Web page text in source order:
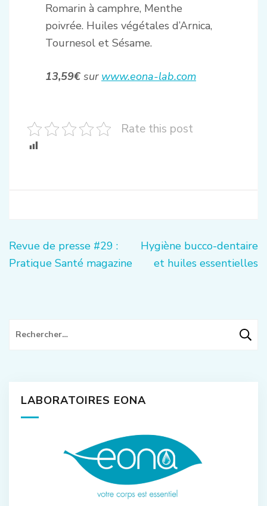
Romarin à camphre, Menthe
poivrée. Huiles végétales d’Arnica,
Tournesol et Sésame.
13,59€ sur www.eona-lab.com
Rate this post
Navigation
de
Revue de presse #29 :
Pratique Santé magazine
Hygiène bucco-dentaire
et huiles essentielles
Rechercher :
LABORATOIRES EONA